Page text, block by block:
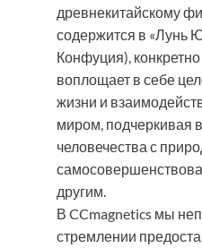
древнекитайскому
содержится в «Лунь
Конфуция),
воплощает в себе
жизни и
миром, подчеркивая
человечества с
другим.
В CCmagnetics мы
стремлении